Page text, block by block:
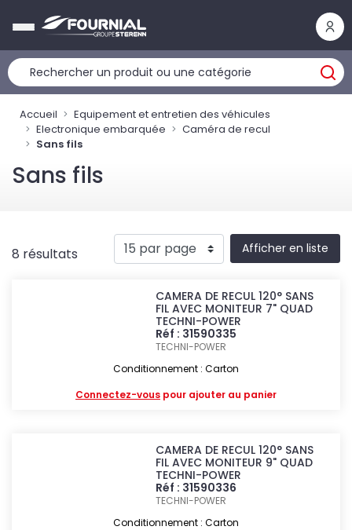
Accueil
Equipement et entretien des véhicules
Electronique embarquée
Caméra de recul
Sans fils
Sans fils
8 résultats Afficher en liste
CAMERA DE RECUL 120° SANS
FIL AVEC MONITEUR 7" QUAD
TECHNI-POWER
Réf : 31590335
TECHNI-POWER
Conditionnement : Carton
Connectez-vous pour ajouter au panier
CAMERA DE RECUL 120° SANS
FIL AVEC MONITEUR 9" QUAD
TECHNI-POWER
Réf : 31590336
TECHNI-POWER
Conditionnement : Carton